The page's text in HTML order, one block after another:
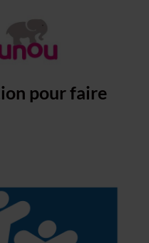
pour faire